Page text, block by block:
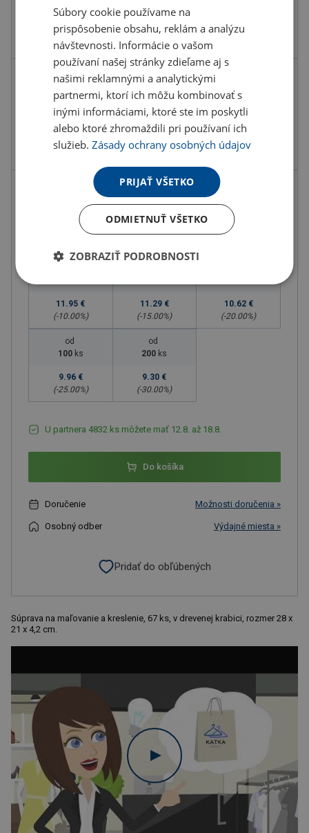
Kód produktu
Materiál
Rozmery 28X21X4,2 CM
ks
16.33 € s DPH
11.95 €
(-10.00%)
11.29 €
(-15.00%)
10.62 €
(-20.00%)
od
100 ks
9.96 €
(-25.00%)
od
200 ks
9.30 €
(-30.00%)
U partnera 4832 ks môžete mať 12.8. až 18.8.
Do košíka
Doručenie Možnosti doručenia »
Osobný odber Výdajné miesta »
Pridať do obľúbených
Súprava na maľovanie a kreslenie, 67 ks, v drevenej krabici, rozmer 28 x
21 x 4,2 cm.
Súbory cookie používame na
prispôsobenie obsahu, reklám a analýzu
návštevnosti. Informácie o vašom
používaní našej stránky zdieľame aj s
našimi reklamnými a analytickými
partnermi, ktorí ich môžu kombinovať s
inými informáciami, ktoré ste im poskytli
alebo ktoré zhromaždili pri používaní ich
služieb.Zásady ochrany osobných údajov
PRIJAŤ VŠETKO
ODMIETNUŤ VŠETKO
ZOBRAZIŤ PODROBNOSTI